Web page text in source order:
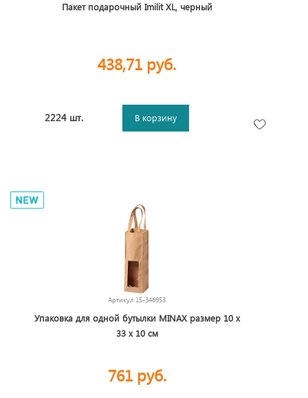
Пакет подарочный Imilit XL, черный
438,71 руб.
2224 шт. В корзину
Артикул 15-346953
Упаковка для одной бутылки MINAX размер 10 х
33 х 10 см
761 руб.